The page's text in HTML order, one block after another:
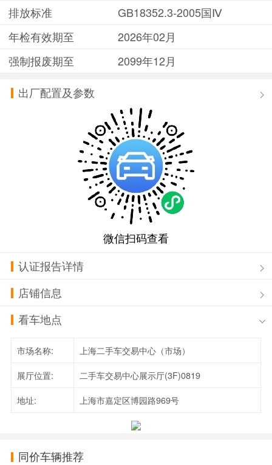
排放标准
GB18352.3-2005国Ⅳ
年检有效期至
2026年02月
强制报废期至
2099年12月
出厂配置及参数
微信扫码查看
认证报告详情
店铺信息
看车地点
市场名称:
上海二手车交易中心（市场）
展厅位置:
二手车交易中心展示厅(3F)0819
地址:
上海市嘉定区博园路969号
同价车辆推荐